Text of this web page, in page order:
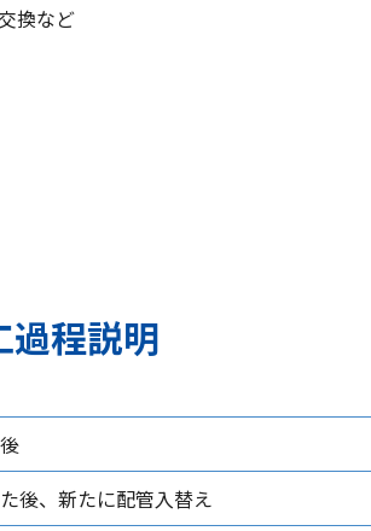
換など
過程説明
後、新たに配管入替え